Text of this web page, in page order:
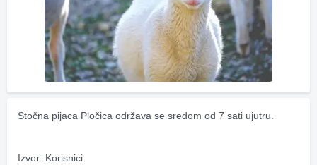
Stočna pijaca Pločica održava se sredom od 7 sati ujutru.
Izvor: Korisnici